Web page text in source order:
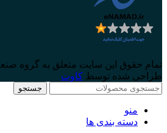
تمام حقوق این سایت متعلق به گروه
طراحی شده توسط کاوت
جستجو
منو
دسته بندی ها